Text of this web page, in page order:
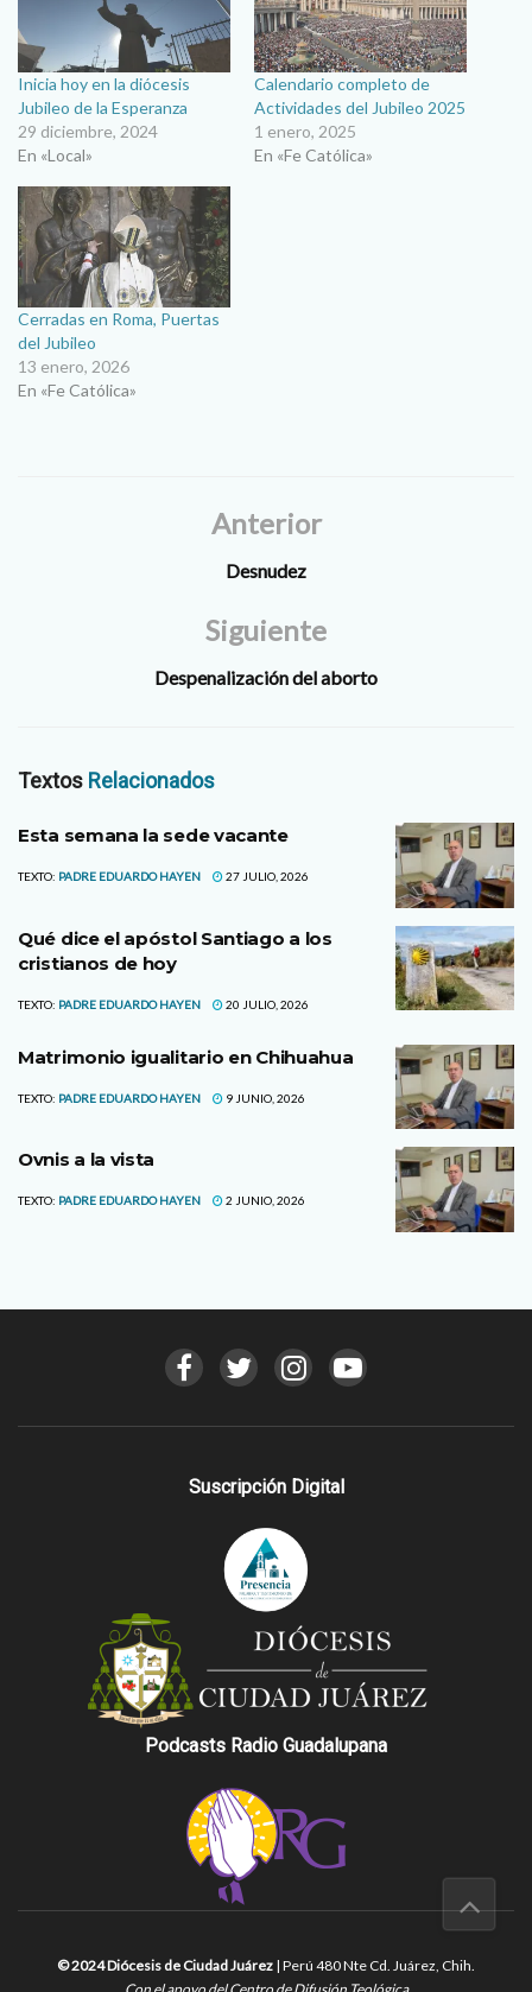
Inicia hoy en la diócesis
Jubileo de la Esperanza
29 diciembre, 2024
En «Local»
Calendario completo de
Actividades del Jubileo 2025
1 enero, 2025
En «Fe Católica»
Cerradas en Roma, Puertas
del Jubileo
13 enero, 2026
En «Fe Católica»
Anterior
Desnudez
Siguiente
Despenalización del aborto
Textos Relacionados
Esta semana la sede vacante
TEXTO: PADRE EDUARDO HAYEN 27 JULIO, 2026
Qué dice el apóstol Santiago a los
cristianos de hoy
TEXTO: PADRE EDUARDO HAYEN 20 JULIO, 2026
Matrimonio igualitario en Chihuahua
TEXTO: PADRE EDUARDO HAYEN 9 JUNIO, 2026
Ovnis a la vista
TEXTO: PADRE EDUARDO HAYEN 2 JUNIO, 2026
Suscripción Digital
Podcasts Radio Guadalupana
© 2024 Diócesis de Ciudad Juárez | Perú 480 Nte Cd. Juárez, Chih.